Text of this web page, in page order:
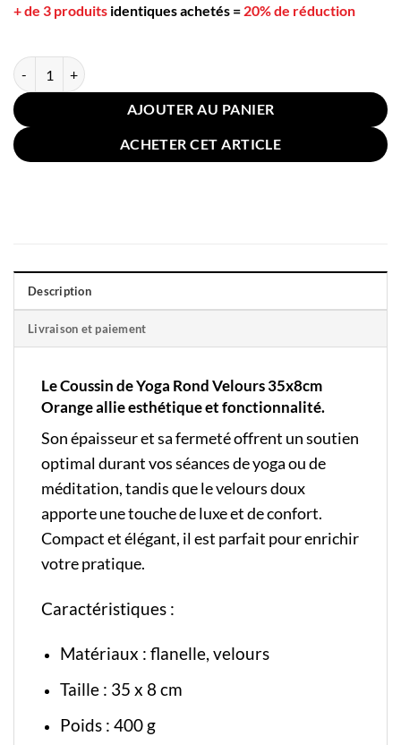
+ de 3 produits identiques achetés = 20% de réduction
quantité de Coussin de Yoga Rond Velours 35x8cm Orange
AJOUTER AU PANIER
ACHETER CET ARTICLE
Description
Livraison et paiement
Le Coussin de Yoga Rond Velours 35x8cm
Orange allie esthétique et fonctionnalité.
Son épaisseur et sa fermeté offrent un soutien
optimal durant vos séances de yoga ou de
méditation, tandis que le velours doux
apporte une touche de luxe et de confort.
Compact et élégant, il est parfait pour enrichir
votre pratique.
Caractéristiques :
Matériaux : flanelle, velours
Taille : 35 x 8 cm
Poids : 400 g